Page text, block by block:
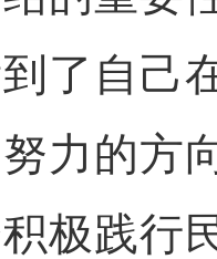
了自己
力的方
极践行